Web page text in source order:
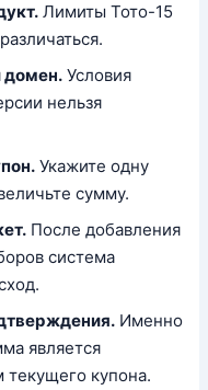
Лимиты Тото-15
домен.Условия
нельзя
Укажите одну
сумму.
После добавления
система
Именно
является
купона.